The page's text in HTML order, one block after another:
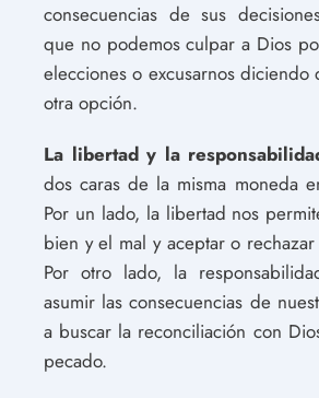
consecuencias de sus
que no podemos culpar a Dios
elecciones o excusarnos diciendo
otra opción.
La libertad y la
dos caras de la misma moneda
Por un lado, la libertad nos
bien y el mal y aceptar o
Por otro lado, la
asumir las consecuencias de
a buscar la reconciliación con
pecado.